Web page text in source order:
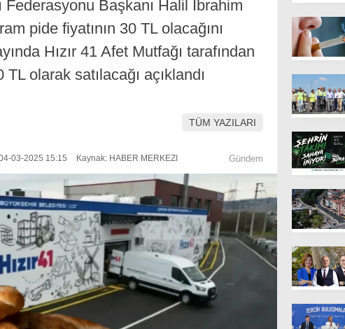
Federasyonu Başkanı Halil İbrahim
pide fiyatının 30 TL olacağını
Hızır 41 Afet Mutfağı tarafından
olarak satılacağı açıklandı
TÜM YAZILARI
03-2025 15:15 Kaynak: HABER MERKEZI Gündem